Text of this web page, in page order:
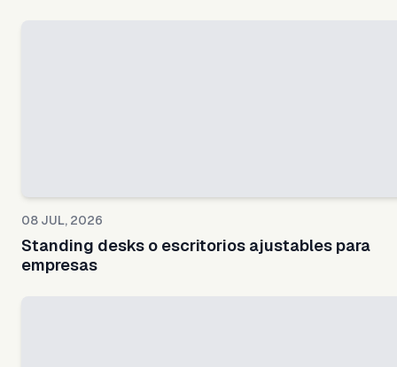
08 JUL, 2026
Standing desks o escritorios ajustables para
empresas